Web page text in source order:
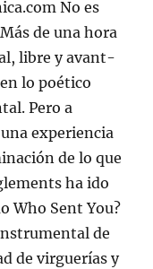
No es
de una hora
libre y avant-
lo poético
Pero a
experiencia
de lo que
ha ido
Who Sent You?
de
de virguerías y